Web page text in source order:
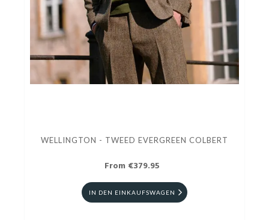
WELLINGTON - TWEED EVERGREEN COLBERT
From €379.95
IN DEN EINKAUFSWAGEN